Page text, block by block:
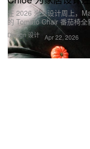
Design 设计
在 2026 米兰设计周上，
的 Tomato Chair 番茄椅全
Apr 22, 2026